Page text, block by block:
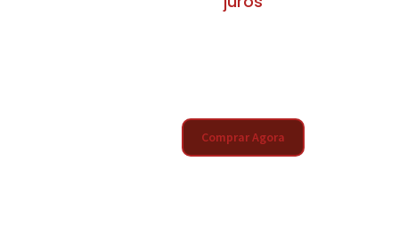
Comprar Agora